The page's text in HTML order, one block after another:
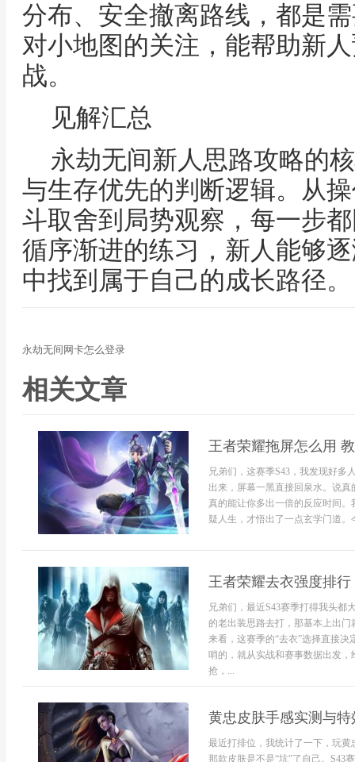
分布、安全撤离路线，都是
对小地图的关注，能帮助新
战。
见解汇总
永劫无间新人思路攻略的
与生存优先的判断逻辑。从
斗取舍到局势观察，每一步
循序渐进的练习，新人能够
中找到属于自己的成长路径。
永劫无间网卡怎么登录
相关文章
王者荣耀拖屏怎么用
兄弟们，这赛季S43，我发现好多
出来，屏幕一黑直接回泉水。说
真的能让你多出一倍的反应时间
疑人生，才悟出了一点玄学门道
王者荣耀去衣强度排
兄弟们，最近S43赛季打得我头都
的老出装思路去打，那基本上出
来看，这赛季的“去衣”选择直接
哨的，就从实战和赛事数据出发
抢，...
黄忠皮肤手感实测与
最近打排位，我统计了一下，玩
那款皮肤是不是“坑”了自己。S43